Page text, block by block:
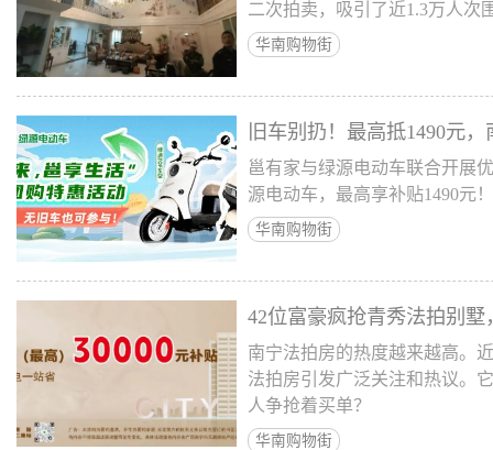
二次拍卖，吸引了近1.3万人次
华南购物街
旧车别扔！最高抵1490元
邕有家与绿源电动车联合开展
源电动车，最高享补贴1490元！
华南购物街
42位富豪疯抢青秀法拍别
南宁法拍房的热度越来越高。
法拍房引发广泛关注和热议。
人争抢着买单？
华南购物街